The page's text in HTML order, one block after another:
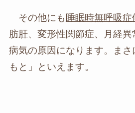
その他にも 睡眠時無呼吸症
肪肝、変形性関節症、月経
病気の原因になります。ま
もと」といえます。